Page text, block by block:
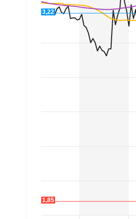
Mein Konto
Folgen Sie uns
3,22
1,85